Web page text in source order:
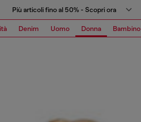
Più articoli fino al 50% - Scopri ora
Denim Uomo Donna Bambino